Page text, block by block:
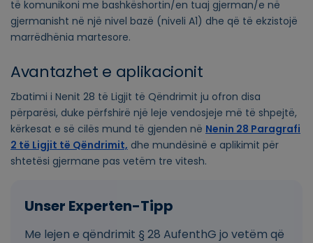
të komunikoni me bashkëshortin/en tuaj gjerman/e në
gjermanisht në një nivel bazë (niveli A1) dhe që të ekzistojë
marrëdhënia martesore.
Avantazhet e aplikacionit
Zbatimi i Nenit 28 të Ligjit të Qëndrimit ju ofron disa
përparësi, duke përfshirë një leje vendosjeje më të shpejtë,
kërkesat e së cilës mund të gjenden në Nenin 28 Paragrafi
2 të Ligjit të Qëndrimit, dhe mundësinë e aplikimit për
shtetësi gjermane pas vetëm tre vitesh.
Me lejen e qëndrimit § 28 AufenthG jo vetëm që